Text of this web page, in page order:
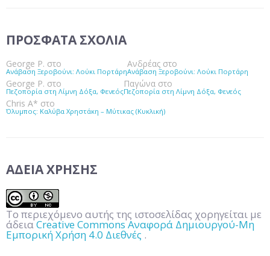
ΠΡΌΣΦΑΤΑ ΣΧΌΛΙΑ
George P. στο
Ανάβαση Ξεροβούνι: Λούκι Πορτάρη
Ανδρέας στο
Ανάβαση Ξεροβούνι: Λούκι Πορτάρη
George P. στο
Πεζοπορία στη Λίμνη Δόξα, Φενεός
Παγώνα στο
Πεζοπορία στη Λίμνη Δόξα, Φενεός
Chris A* στο
Όλυμπος: Καλύβα Χρηστάκη – Μύτικας (Κυκλική)
ΆΔΕΙΑ ΧΡΉΣΗΣ
Το περιεχόμενο αυτής της ιστοσελίδας χορηγείται με
άδειαCreative Commons Αναφορά Δημιουργού-Μη
Εμπορική Χρήση 4.0 Διεθνές .